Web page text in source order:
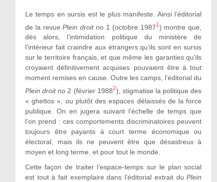
Le temps en sursis est le plus manifeste. Ainsi l’éditorial
de la revuePlein droitno 1 (octobre 19871 ) montre que,
dès alors, l’intimidation politique du ministère de
l’intérieur fait craindre aux étrangers qu’ils sont en sursis
sur le territoire français, et que même les garanties qu’ils
croyaient définitivement acquises pouvaient être à tout
moment remises en cause. Outre les camps, l’éditorial du
Plein droitno 2 (février 19882), stigmatise la politique des
« ghettos », ou plutôt des espaces délaissés de la force
publique. On en jugera suivant l’échelle de temps que
l’on prend : ces comportements discriminatoires peuvent
toujours être payants à court terme économique ou
électoral, mais ils ne peuvent être que désastreux à
moyen et long terme, et pour tout le monde.
Cette façon de traiter l’espace-temps sur le plan social
est tout à fait exemplaire dans l’éditorial extrait duPlein